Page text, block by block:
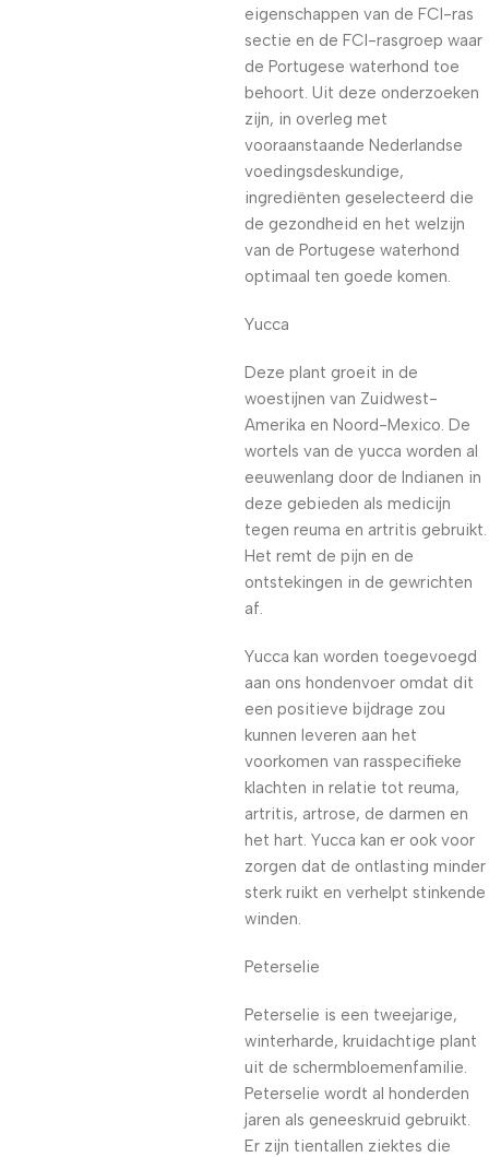
eigenschappen van de FCI-ras
sectie en de FCI-rasgroep waar
de Portugese waterhond toe
behoort. Uit deze onderzoeken
zijn, in overleg met
vooraanstaande Nederlandse
voedingsdeskundige,
ingrediënten geselecteerd die
de gezondheid en het welzijn
van de Portugese waterhond
optimaal ten goede komen.
Yucca
Deze plant groeit in de
woestijnen van Zuidwest-
Amerika en Noord-Mexico. De
wortels van de yucca worden al
eeuwenlang door de Indianen in
deze gebieden als medicijn
tegen reuma en artritis gebruikt.
Het remt de pijn en de
ontstekingen in de gewrichten
af.
Yucca kan worden toegevoegd
aan ons hondenvoer omdat dit
een positieve bijdrage zou
kunnen leveren aan het
voorkomen van rasspecifieke
klachten in relatie tot reuma,
artritis, artrose, de darmen en
het hart. Yucca kan er ook voor
zorgen dat de ontlasting minder
sterk ruikt en verhelpt stinkende
winden.
Peterselie
Peterselie is een tweejarige,
winterharde, kruidachtige plant
uit de schermbloemenfamilie.
Peterselie wordt al honderden
jaren als geneeskruid gebruikt.
Er zijn tientallen ziektes die